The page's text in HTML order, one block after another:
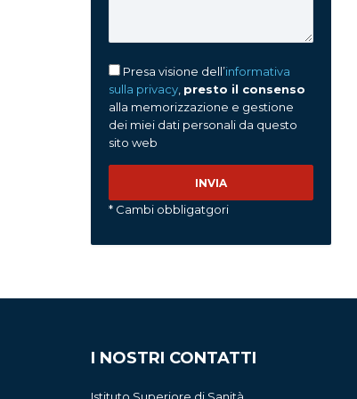
Presa visione dell’informativa
sulla privacy presto il consenso
alla memorizzazione e gestione
dei miei dati personali da questo
sito web
* Cambi obbligatgori
I NOSTRI CONTATTI
Istituto Superiore di Sanità